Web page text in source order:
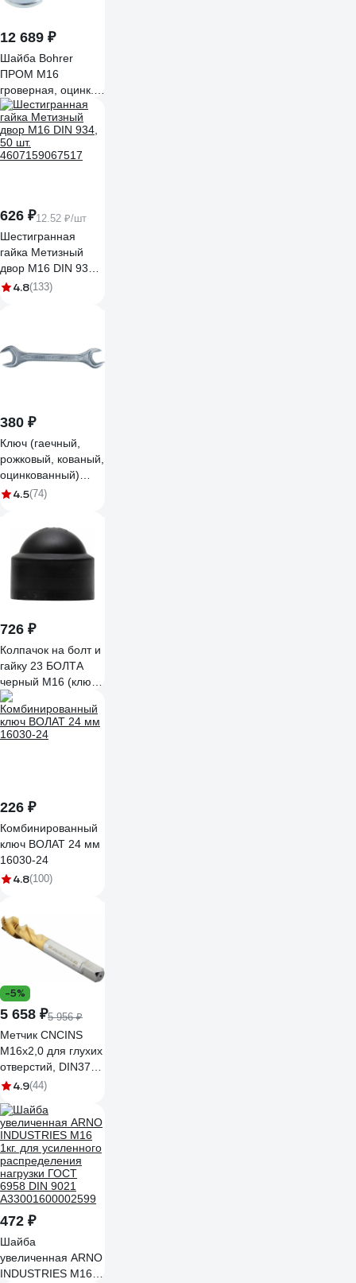
12 689 ₽
Шайба Bohrer
ПРОМ М16
гроверная, оцинк.,
DIN 127, 25 кг
DIN127-16
626 ₽12.52 ₽/шт
Шестигранная
гайка Метизный
двор M16 DIN 934,
50 шт.
4.8(133)
380 ₽
Ключ (гаечный,
рожковый, кованый,
оцинкованный)
22х24мм Biber
4.5(74)
726 ₽
Колпачок на болт и
гайку 23 БОЛТА
черный M16 (ключ
24 мм), 20 шт. 29-
0090ф20
226 ₽
Комбинированный
ключ ВОЛАТ 24 мм
16030-24
4.8(100)
-5%
5 658 ₽5 956 ₽
Метчик CNCINS
М16х2,0 для глухих
отверстий, DIN376,
с покрытием TiN
4.9(44)
472 ₽
Шайба
увеличенная ARNO
INDUSTRIES М16